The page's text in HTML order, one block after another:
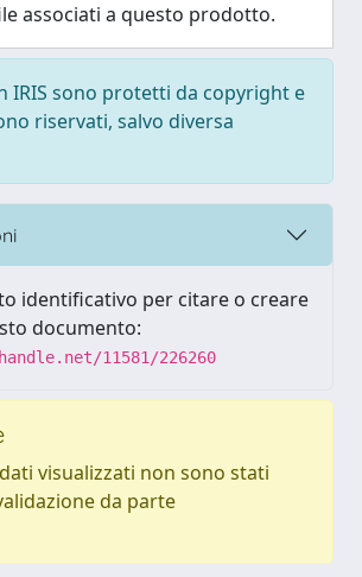
associati a questo prodotto.
IRIS sono protetti da copyright e
riservati, salvo diversa
identificativo per citare o creare
documento:
11581/226260
visualizzati non sono stati
da parte